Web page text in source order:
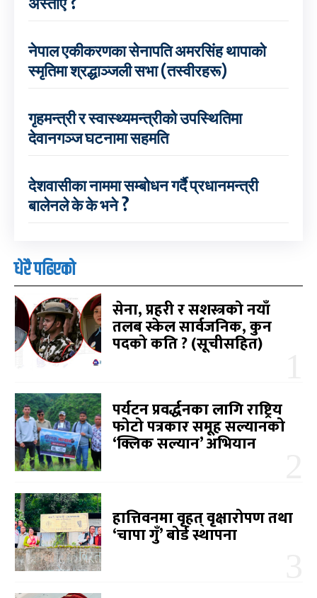
नेपाल एकीकरणका सेनापति अमरसिंह थापाको
स्मृतिमा श्रद्धाञ्जली सभा (तस्वीरहरू)
गृहमन्त्री र स्वास्थ्यमन्त्रीको उपस्थितिमा
देवानगञ्ज घटनामा सहमति
देशवासीका नाममा सम्बोधन गर्दै प्रधानमन्त्री
बालेनले के के भने ?
धेरै पढिएको
सेना, प्रहरी र सशस्त्रको नयाँ
तलब स्केल सार्वजनिक, कुन
पदको कति ? (सूचीसहित)
पर्यटन प्रवर्द्धनका लागि राष्ट्रिय
फोटो पत्रकार समूह सल्यानको
‘क्लिक सल्यान’ अभियान
हात्तिवनमा वृहत् वृक्षारोपण तथा
‘चापा गुँ’ बोर्ड स्थापना